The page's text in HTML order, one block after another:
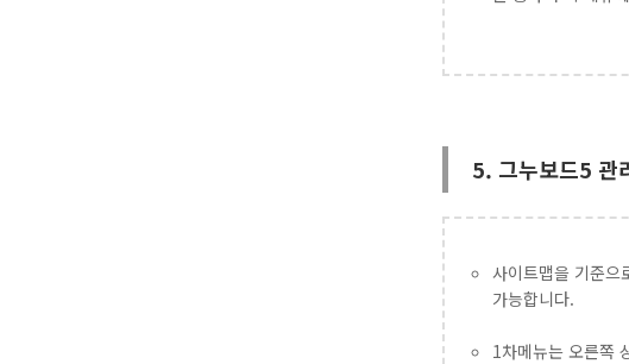
5. 그누보드5 관
사이트맵을 기준으
가능합니다.
1차메뉴는 오른쪽